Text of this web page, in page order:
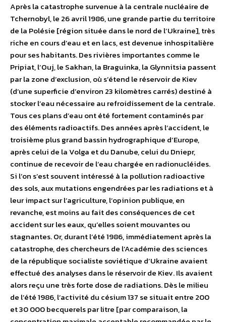
Après la catastrophe survenue à la centrale nucléaire de
Tchernobyl, le 26 avril 1986, une grande partie du territoire
de la Polésie [région située dans le nord de l’Ukraine], très
riche en cours d’eau et en lacs, est devenue inhospitalière
pour ses habitants. Des rivières importantes comme le
Pripiat, l’Ouj, le Sakhan, la Braguinka, la Glynnitsia passent
par la zone d’exclusion, où s’étend le réservoir de Kiev
(d’une superficie d’environ 23 kilomètres carrés) destiné à
stocker l’eau nécessaire au refroidissement de la centrale.
Tous ces plans d’eau ont été fortement contaminés par
des éléments radioactifs. Des années après l’accident, le
troisième plus grand bassin hydrographique d’Europe,
après celui de la Volga et du Danube, celui du Dniepr,
continue de recevoir de l’eau chargée en radionucléides.
Si l’on s’est souvent intéressé à la pollution radioactive
des sols, aux mutations engendrées par les radiations et à
leur impact sur l’agriculture, l’opinion publique, en
revanche, est moins au fait des conséquences de cet
accident sur les eaux, qu’elles soient mouvantes ou
stagnantes. Or, durant l’été 1986, immédiatement après la
catastrophe, des chercheurs de l’Académie des sciences
de la république socialiste soviétique d’Ukraine avaient
effectué des analyses dans le réservoir de Kiev. Ils avaient
alors reçu une très forte dose de radiations. Dès le milieu
de l’été 1986, l’activité du césium 137 se situait entre 200
et 30 000 becquerels par litre [par comparaison, la